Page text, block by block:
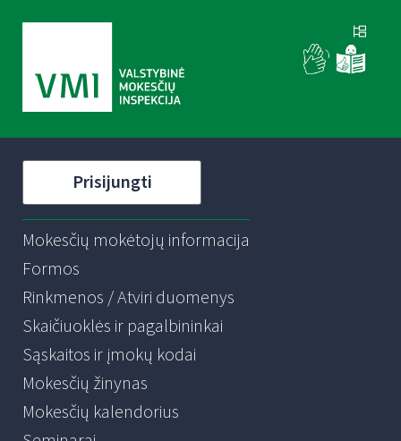
Prisijungti
Mokesčių mokėtojų informacija
Formos
Rinkmenos / Atviri duomenys
Skaičiuoklės ir pagalbininkai
Sąskaitos ir įmokų kodai
Mokesčių žinynas
Mokesčių kalendorius